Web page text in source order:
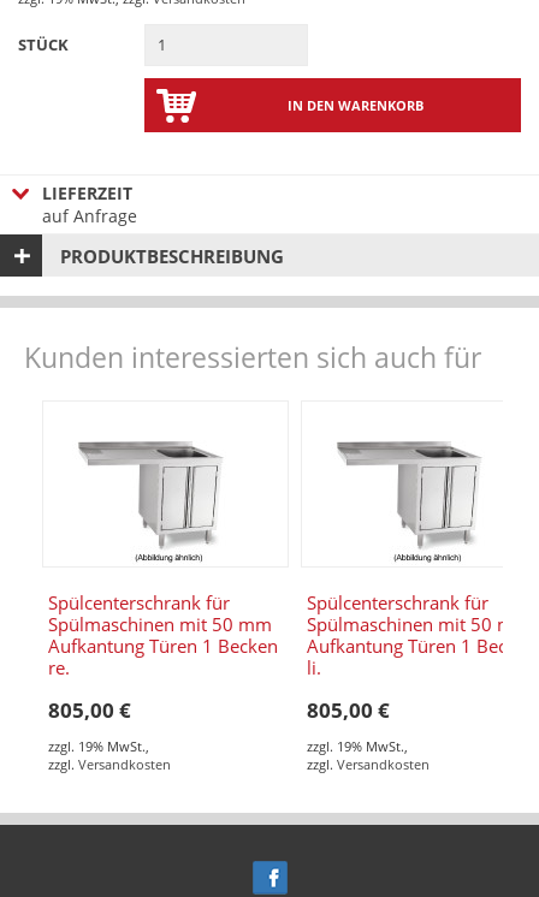
STÜCK
IN DEN WARENKORB
LIEFERZEIT
auf Anfrage
PRODUKTBESCHREIBUNG
Kunden interessierten sich auch für
Spülcenterschrank für
Spülmaschinen mit 50 mm
Aufkantung Türen 1 Becken
re.
805,00 €
zzgl. 19% MwSt.
zzgl. Versandkosten
Spülcenterschrank für
Spülmaschinen mit 50 mm
Aufkantung Türen 1 Becken
li.
805,00 €
zzgl. 19% MwSt.
zzgl. Versandkosten